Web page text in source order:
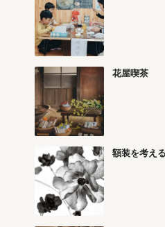
花屋喫茶
額装を考える